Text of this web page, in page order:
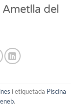
Ametlla del
i etiquetada Piscina
.